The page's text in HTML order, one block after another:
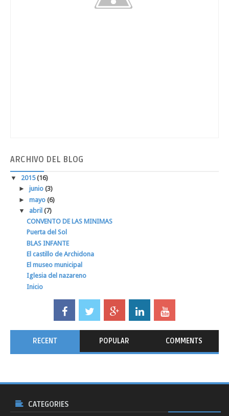
ARCHIVO DEL BLOG
▼ 2015(16)
► junio (3)
► mayo (6)
▼ abril (7)
CONVENTO DE LAS MINIMAS
Puerta del Sol
BLAS INFANTE
El castillo de Archidona
El museo municipal
Iglesia del nazareno
Inicio
RECENT POPULAR COMMENTS
CATEGORIES